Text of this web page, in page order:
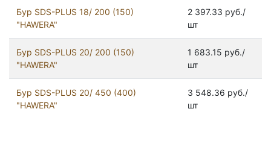
Бур SDS-PLUS 18/ 200 (150)
"HAWERA"
2 397.33 руб./
шт
Бур SDS-PLUS 20/ 200 (150)
"HAWERA"
1 683.15 руб./
шт
Бур SDS-PLUS 20/ 450 (400)
"HAWERA"
3 548.36 руб./
шт